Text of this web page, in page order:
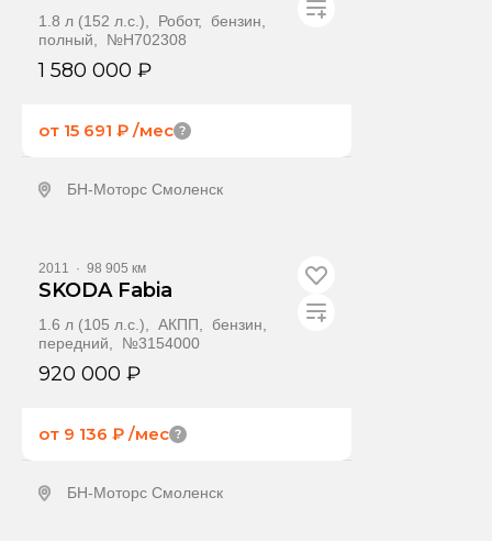
1.8 л (152 л.с.), Робот, бензин,
полный, №H702308
1 580 000 ₽
от 15 691 ₽ /мес
БН-Моторс Смоленск
2011 · 98 905 км
SKODA Fabia
1.6 л (105 л.с.), АКПП, бензин,
передний, №3154000
920 000 ₽
от 9 136 ₽ /мес
БН-Моторс Смоленск